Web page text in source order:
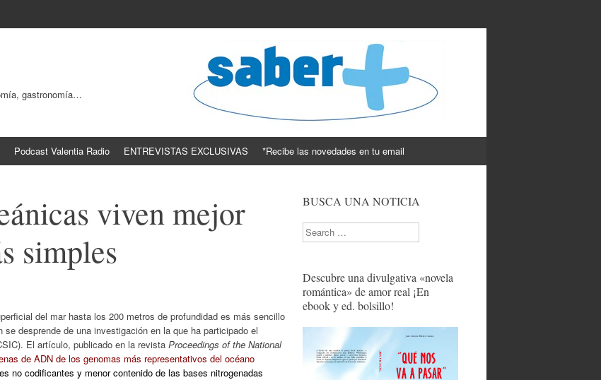
gastronomía…
Podcast Valentia Radio ENTREVISTAS EXCLUSIVAS *Recibe las novedades en tu email
viven mejor
simples
del mar hasta los 200 metros de profundidad es más sencillo
desprende de una investigación en la que ha participado el
El artículo, publicado en la revista Proceedings of the National
de ADN de los genomas más representativos del océano
no codificantes y menor contenido de las bases nitrogenadas
BUSCA UNA NOTICIA
Search
Descubre una divulgativa «novela
romántica» de amor real ¡En
ebook y ed. bolsillo!